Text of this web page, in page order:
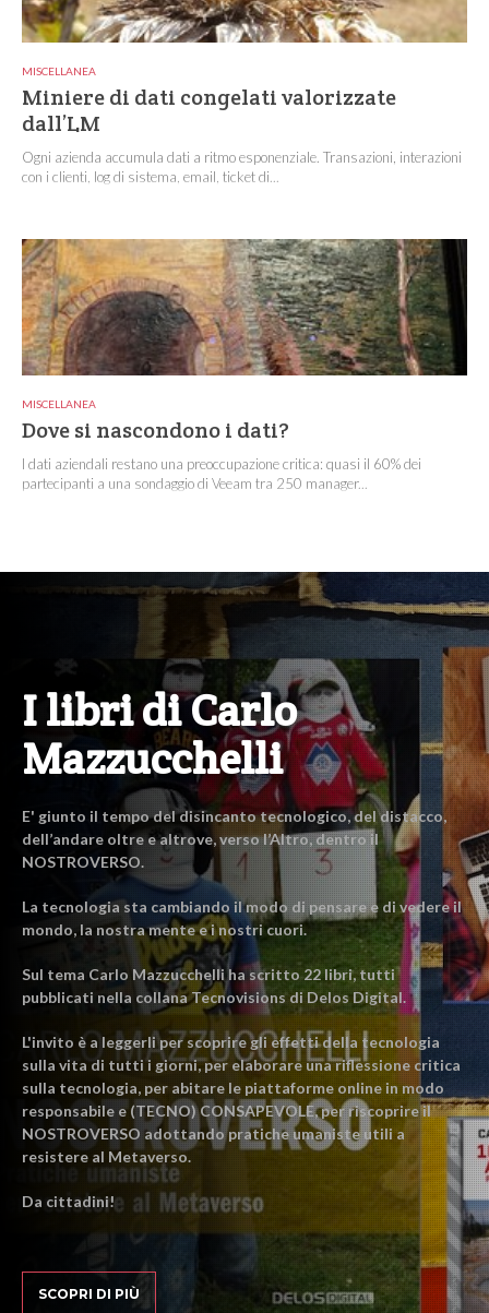
MISCELLANEA
Miniere di dati congelati valorizzate
dall’LM
Ogni azienda accumula dati a ritmo esponenziale. Transazioni, interazioni
con i clienti, log di sistema, email, ticket di...
MISCELLANEA
Dove si nascondono i dati?
I dati aziendali restano una preoccupazione critica: quasi il 60% dei
partecipanti a una sondaggio di Veeam tra 250 manager...
I libri di Carlo
Mazzucchelli
E' giunto il tempo del disincanto tecnologico, del distacco,
dell’andare oltre e altrove, verso l’Altro, dentro il
NOSTROVERSO.
La tecnologia sta cambiando il modo di pensare e di vedere il
mondo, la nostra mente e i nostri cuori.
Sul tema Carlo Mazzucchelli ha scritto 22 libri, tutti
pubblicati nella collana Tecnovisions di Delos Digital.
L'invito è a leggerli per scoprire gli effetti della tecnologia
sulla vita di tutti i giorni, per elaborare una riflessione critica
sulla tecnologia, per abitare le piattaforme online in modo
responsabile e (TECNO) CONSAPEVOLE, per riscoprire il
NOSTROVERSO adottando pratiche umaniste utili a
resistere al Metaverso.
Da cittadini!
SCOPRI DI PIÙ